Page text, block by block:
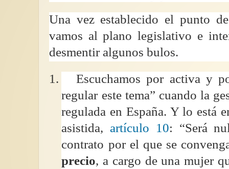
Una vez establecido el punto
vamos al plano legislativo e
desmentir algunos bulos.
1.
Escuchamos por activa y
regular este tema” cuando la
regulada en España. Y lo está
asistida, artículo 10: “Será
contrato por el que se
precio, a cargo de una mujer